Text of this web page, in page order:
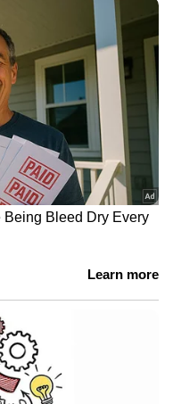
ചില മൃഗങ്ങൾ"
പോലീസ്
അപകടങ്ങൾക്ക്